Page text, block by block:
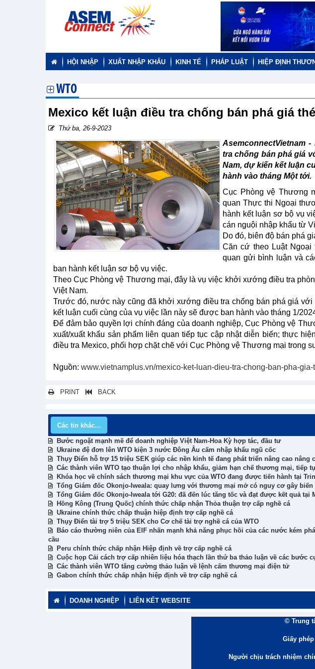
HỘI NHẬP XUẤT NHẬP KHẨU KINH TẾ PHÁP LUẬT HIỆP ĐỊNH
WTO
Mexico kết luận điều tra chống bán phá giá
Thứ ba, 26-9-2023
AsemconnectVietnam
tra chống bán phá giá
Nam, dự kiến kết luận
hành vào tháng Một tới.
Cục Phòng vệ Thương
quan Thực thi Ngoại
hành kết luận sơ bộ vụ
cán nguội nhập khẩu từ
Do đó, biên độ bán phá
Căn cứ theo Luật
quan gửi bình luận và
ban hành kết luận sơ bộ vụ việc.
Theo Cục Phòng vệ Thương mại, đây là vụ việc khởi xướng điều tra
Việt Nam.
Trước đó, nước này cũng đã khởi xướng điều tra chống bán phá giá với
kết luận cuối cùng của vụ việc lần này sẽ được ban hành vào tháng 1/
Để đảm bảo quyền lợi chính đáng của doanh nghiệp, Cục Phòng vệ
xuất/xuất khẩu sản phẩm liên quan tiếp tục cập nhật diễn biến; thực
điều tra Mexico, phối hợp chặt chẽ với Cục Phòng vệ Thương mại trong
Nguồn: www.vietnamplus.vn/mexico-ket-luan-dieu-tra-chong-ban-pha-
PRINT BACK
Các tin khác...
Bước ngoặt mạnh mẽ để doanh nghiệp Việt Nam-Hoa Kỳ hợp tác, đầu tư
Ukraine đệ đơn lên WTO kiện 3 nước Đông Âu cấm nhập khẩu ngũ cốc
Thụy Điển hỗ trợ 15 triệu SEK giúp các nền kinh tế đang phát triển nâng cao nâng
Các thành viên WTO tạo thuận lợi cho nhập khẩu, giảm hạn chế thương mại, tiếp
Khóa học về chính sách thương mại khu vực của WTO đang được tiến hành tại
Tổng Giám đốc Okonjo-Iweala: quay lưng với thương mại mở có nguy cơ gây
Tổng Giám đốc Okonjo-Iweala tới G20: đã đến lúc tăng tốc và đạt được kết quả tại
Hồng Kông (Trung Quốc) chính thức chấp nhận Thỏa thuận trợ cấp nghề cá
Ukraine chính thức chấp thuận hiệp định trợ cấp nghề cá
Thụy Điển tài trợ 5 triệu SEK cho Cơ chế tài trợ nghề cá của WTO
Báo cáo thường niên của EIF nhấn mạnh khả năng phục hồi của các nước kém
cầu
Peru chính thức chấp nhận Hiệp định về trợ cấp nghề cá
Cuộc họp Cải cách trợ cấp nhiên liệu hóa thạch lần thứ ba thảo luận về các bước
Các thành viên WTO tăng cường thảo luận về lệnh cấm thương mại điện tử
Gabon chính thức chấp nhận hiệp định về trợ cấp nghề cá
DOANH NGHIỆP LIÊN KẾT WEBSITE
© Trung
Giấy
Người chịu trách nhiệm